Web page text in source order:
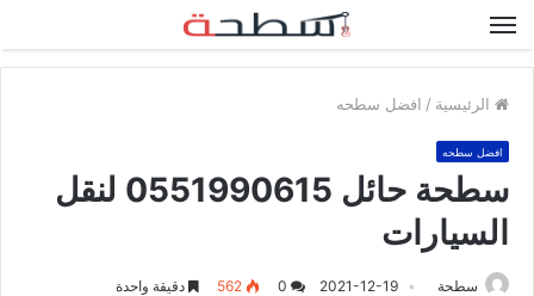
القائمة
الرئيسية / افضل سطحه
افضل سطحه
سطحة حائل 0551990615 لنقل
السيارات
سطحة 2021-12-19
562 دقيقة واحدة